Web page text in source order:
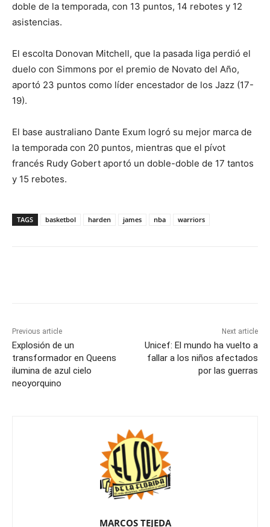
doble de la temporada, con 13 puntos, 14 rebotes y 12
asistencias.
El escolta Donovan Mitchell, que la pasada liga perdió el
duelo con Simmons por el premio de Novato del Año,
aportó 23 puntos como líder encestador de los Jazz (17-
19).
El base australiano Dante Exum logró su mejor marca de
la temporada con 20 puntos, mientras que el pívot
francés Rudy Gobert aportó un doble-doble de 17 tantos
y 15 rebotes.
TAGS basketbol harden james nba warriors
Previous article
Explosión de un
transformador en Queens
ilumina de azul cielo
neoyorquino
Next article
Unicef: El mundo ha vuelto a
fallar a los niños afectados
por las guerras
MARCOS TEJEDA